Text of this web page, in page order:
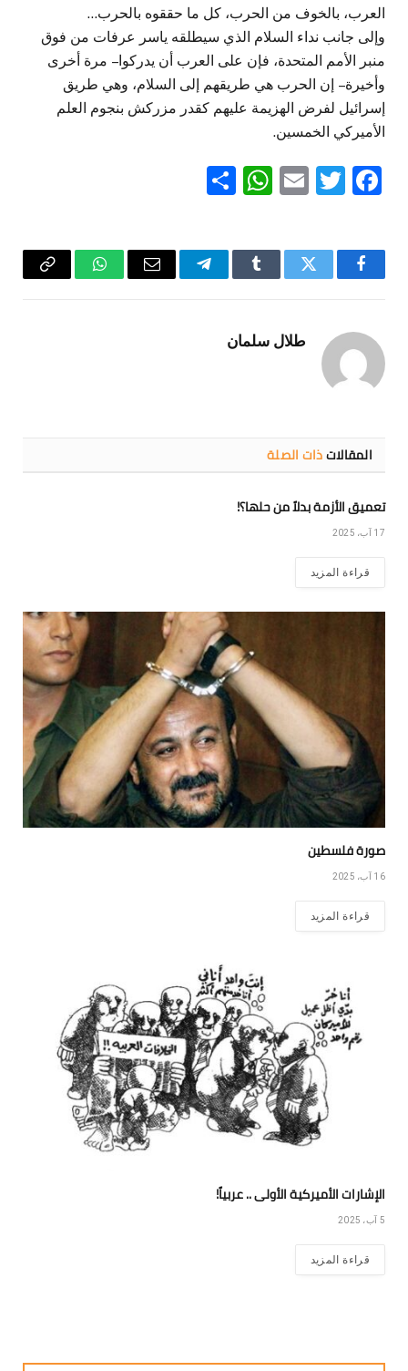
العرب، بالخوف من الحرب، كل ما حققوه بالحرب…
وإلى جانب نداء السلام الذي سيطلقه ياسر عرفات من فوق
منبر الأمم المتحدة، فإن على العرب أن يدركوا – مرة أخرى
وأخيرة – إن الحرب هي طريقهم إلى السلام، وهي طريق
إسرائيل لفرض الهزيمة عليهم كقدر مزركش بنجوم العلم
الأميركي الخمسين.
Facebook
Twitter
Email
WhatsApp
فيسبوكتويتر Tumblr تيلقرام البريد
واتسابCopy
طلال سلمان
المقالاتذات الصلة
تعميق الأزمة بدلاً من حلها؟!
17 آب، 2025
قراءة المزيد
صورة فلسطين
16 آب، 2025
قراءة المزيد
الإشارات الأميركية الأولى .. عربياً!
5 آب، 2025
قراءة المزيد